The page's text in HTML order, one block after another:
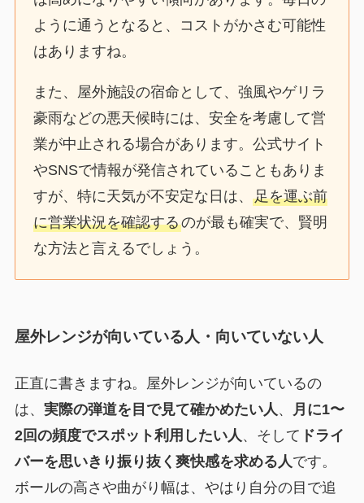
ように通うとなると、コストがかさむ可能性
はありますね。
また、屋外施設の宿命として、強風やゲリラ
豪雨などの悪天候時には、安全を考慮して営
業が中止される場合があります。公式サイト
やSNSで情報が発信されていることもありま
すが、特に天気が不安定な日は、足を運ぶ前
に営業状況を確認するのが最も確実で、賢明
な方法と言えるでしょう。
屋外レンジが向いている人・向いていない人
正直に書きますね。屋外レンジが向いているの
は、 実際の弾道を目で見て確かめたい人 、
月に1〜
2回の頻度でスポット利用したい人 、そして ドライ
バーを思いきり振り抜く爽快感を求める人 です。
ボールの高さや曲がり幅は、やはり自分の目で追